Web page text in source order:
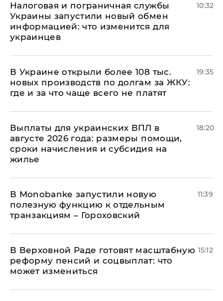
Налоговая и пограничная службы
Украины запустили новый обмен
информацией: что изменится для
украинцев
10:32
В Украине открыли более 108 тыс.
новых производств по долгам за ЖКУ:
где и за что чаще всего не платят
19:35
Выплаты для украинских ВПЛ в
августе 2026 года: размеры помощи,
сроки начисления и субсидия на
жилье
18:20
В Мonobankе запустили новую
полезную функцию к отдельным
транзакциям – Гороховский
11:39
В Верховной Раде готовят масштабную
реформу пенсий и соцвыплат: что
может измениться
15:12